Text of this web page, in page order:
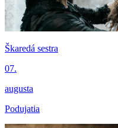
Škaredá sestra
07.
augusta
Podujatia